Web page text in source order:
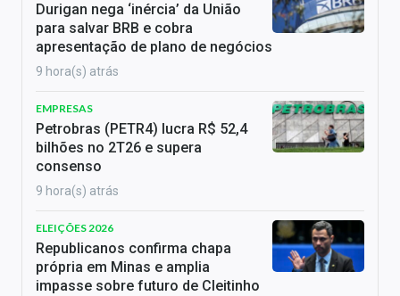
Durigan nega ‘inércia’ da União
para salvar BRB e cobra
apresentação de plano de negócios
9 hora(s) atrás
EMPRESAS
Petrobras (PETR4) lucra R$ 52,4
bilhões no 2T26 e supera
consenso
9 hora(s) atrás
ELEIÇÕES 2026
Republicanos confirma chapa
própria em Minas e amplia
impasse sobre futuro de Cleitinho